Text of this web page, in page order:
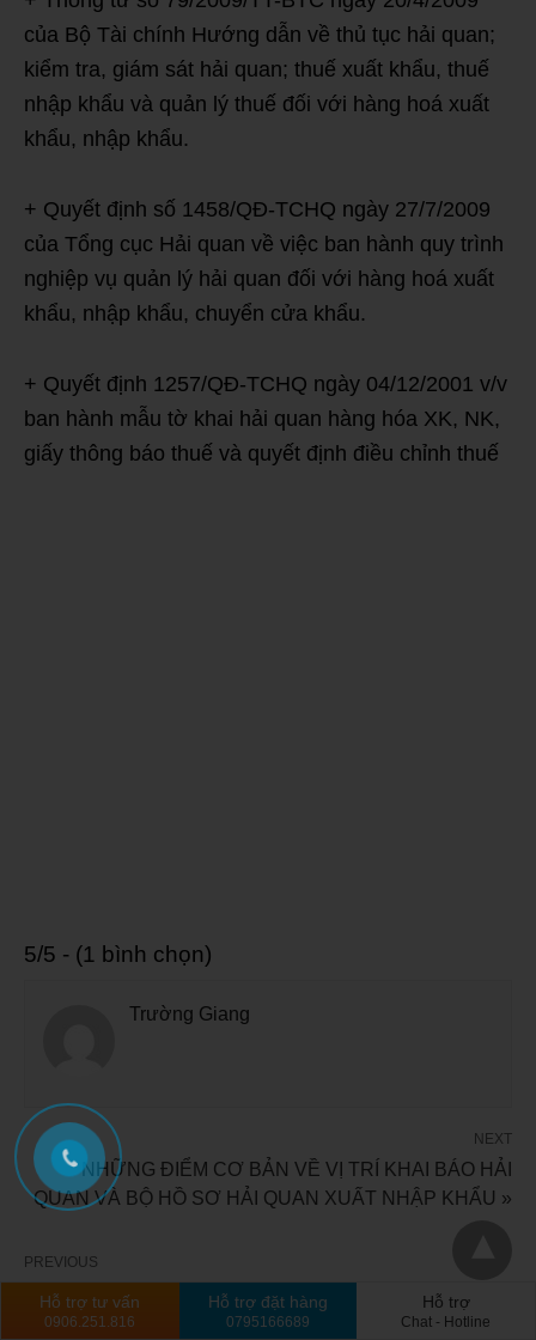
của Bộ Tài chính Hướng dẫn về thủ tục hải quan;
kiểm tra, giám sát hải quan; thuế xuất khẩu, thuế
nhập khẩu và quản lý thuế đối với hàng hoá xuất
khẩu, nhập khẩu.
+ Quyết định số 1458/QĐ-TCHQ ngày 27/7/2009
của Tổng cục Hải quan về việc ban hành quy trình
nghiệp vụ quản lý hải quan đối với hàng hoá xuất
khẩu, nhập khẩu, chuyển cửa khẩu.
+ Quyết định 1257/QĐ-TCHQ ngày 04/12/2001 v/v
ban hành mẫu tờ khai hải quan hàng hóa XK, NK,
giấy thông báo thuế và quyết định điều chỉnh thuế
5/5 - (1 bình chọn)
Trường Giang
NEXT
NHỮNG ĐIỂM CƠ BẢN VỀ VỊ TRÍ KHAI BÁO HẢI
QUAN VÀ BỘ HỒ SƠ HẢI QUAN XUẤT NHẬP KHẨU »
PREVIOUS
« Dịch vụ thông quan khai hải quan tại Sân Bay Nội Bài
Hà Nội
Hỗ trợ tư vấn
0906.251.816
Hỗ trợ đặt hàng
0795166689
Hỗ trợ
Chat - Hotline